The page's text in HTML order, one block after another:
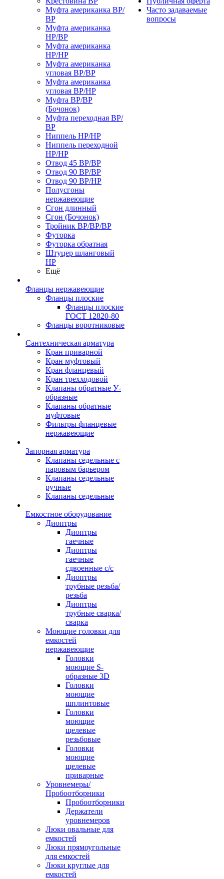
Муфта американка ВР/
ВР
Муфта американка
НР/ВР
Муфта американка
НР/НР
Муфта американка
угловая ВР/ВР
Муфта американка
угловая ВР/НР
Муфта ВР/ВР
(Бочонок)
Муфта переходная ВР/
ВР
Ниппель НР/НР
Ниппель переходной
НР/НР
Отвод 45 ВР/ВР
Отвод 90 ВР/ВР
Отвод 90 ВР/НР
Полусгоны
нержавеющие
Сгон длинный
Сгон (Бочонок)
Тройник ВР/ВР/ВР
Футорка
Футорка обратная
Штуцер шланговый
НР
Ещё
Фланцы нержавеющие
Фланцы плоские
Фланцы плоские
ГОСТ 12820-80
Фланцы воротниковые
Сантехническая арматура
Кран приварной
Кран муфтовый
Кран фланцевый
Кран трехходовой
Клапаны обратные У-
образные
Клапаны обратные
муфтовые
Фильтры фланцевые
нержавеющие
Запорная арматура
Клапаны седельные с
паровым барьером
Клапаны седельные
ручные
Клапаны седельные
Емкостное оборудование
Диоптры
Диоптры
гаечные
Диоптры
гаечные
сдвоенные c/c
Диоптры
трубные резьба/
резьба
Диоптры
трубные сварка/
сварка
Моющие головки для
емкостей
нержавеющие
Головки
моющие S-
образные 3D
Головки
моющие
шплинтовые
Головки
моющие
щелевые
резьбовые
Головки
моющие
щелевые
приварные
Уровнемеры/
Пробоотборники
Пробоотборники
Держатели
уровнемеров
Люки овальные для
емкостей
Люки прямоугольные
для емкостей
Люки круглые для
емкостей
Часто задаваемые
вопросы